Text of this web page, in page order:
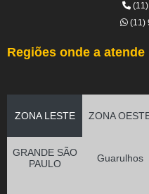
(11)
Regiões onde a
ZONA LESTE ZONA
GRANDE SÃO
PAULO
Guarulhos